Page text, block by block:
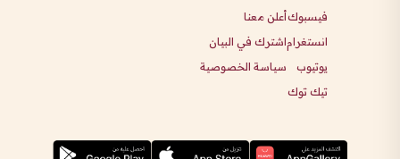
فيسبوك
انستغرام
يوتيوب
تيك توك
أعلن معنا
اشترك في البيان
سياسة الخصوصية